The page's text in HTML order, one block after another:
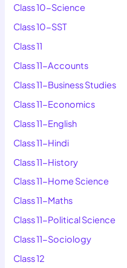
Class 10-Science
Class 10-SST
Class 11
Class 11-Accounts
Class 11-Business Studies
Class 11-Economics
Class 11-English
Class 11-Hindi
Class 11-History
Class 11-Home Science
Class 11-Maths
Class 11-Political Science
Class 11-Sociology
Class 12